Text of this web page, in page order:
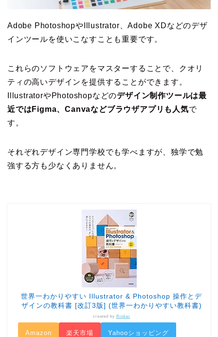
Adobe PhotoshopやIllustrator、Adobe XDなどのデザ
インツールを使いこなすことも重要です。
これらのソフトウェアをマスターすることで、クオリ
ティの高いデザインを提供することができます。
IllustratorやPhotoshopなどのデザイン制作ツールは最
近ではFigma、Canvaなどブラウザアプリも人気で
す。
それぞれデザイン専門学校でも学べますが、独学で勉
強する方も少なくありません。
世界一わかりやすい Illustrator & Photoshop 操作とデ
ザインの教科書 [改訂3版] (世界一わかりやすい教科書)
created by Rinker
Amazon 楽天市場 Yahooショッピング